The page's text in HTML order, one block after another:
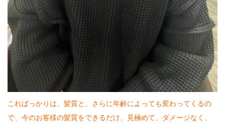
こればっかりは、髪質と、さらに年齢によっても変わってくるの
で、今のお客様の髪質をできるだけ、見極めて、ダメージなく、
2025.12.3
弾ける笑顔が可愛い♡♡♡ 先日、七五三のヘ
アセットand着付けのお客様♡お天気もとっー
ても良くって最高の一日なったねー…
2025.11.17
早めのサンタが店内に並んでます♡好評につ
き、うちの父の手作りサンタ♡♡♡1セット
¥800 販売中♡数に限りがありますの…
2025.11.17
あえての、ポイントカラー♡♡♡セクション